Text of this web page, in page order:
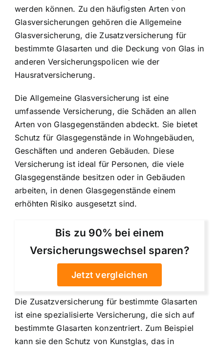
werden können. Zu den häufigsten Arten von
Glasversicherungen gehören die Allgemeine
Glasversicherung, die Zusatzversicherung für
bestimmte Glasarten und die Deckung von Glas in
anderen Versicherungspolicen wie der
Hausratversicherung.
Die Allgemeine Glasversicherung ist eine
umfassende Versicherung, die Schäden an allen
Arten von Glasgegenständen abdeckt. Sie bietet
Schutz für Glasgegenstände in Wohngebäuden,
Geschäften und anderen Gebäuden. Diese
Versicherung ist ideal für Personen, die viele
Glasgegenstände besitzen oder in Gebäuden
arbeiten, in denen Glasgegenstände einem
erhöhten Risiko ausgesetzt sind.
Bis zu 90% bei einem
Versicherungswechsel sparen?
Jetzt vergleichen
Die Zusatzversicherung für bestimmte Glasarten
ist eine spezialisierte Versicherung, die sich auf
bestimmte Glasarten konzentriert. Zum Beispiel
kann sie den Schutz von Kunstglas, das in